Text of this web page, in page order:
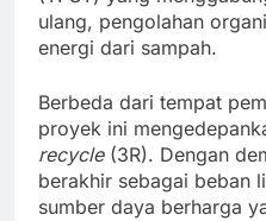
ulang, pengolahan
energi dari sampah.
Berbeda dari tempat
proyek ini
recycle(3R). Dengan
berakhir sebagai beban
sumber daya berharga